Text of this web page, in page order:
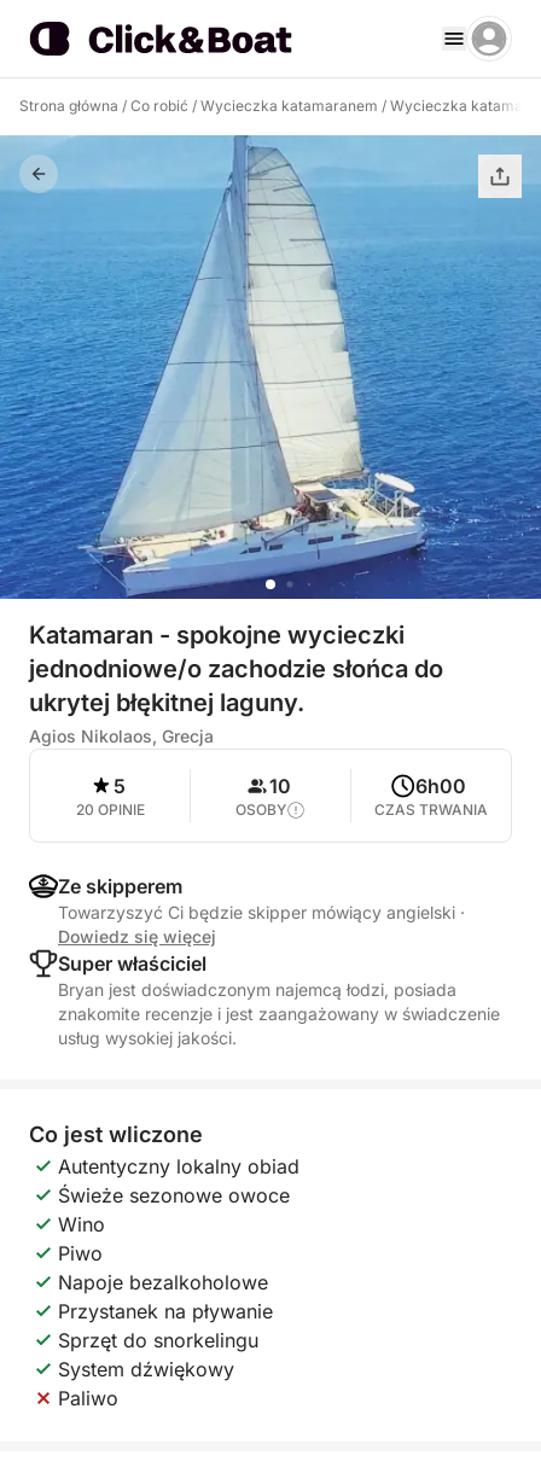
Strona główna / Co robić / Wycieczka katamaranem / Wycieczka
Katamaran - spokojne wycieczki
jednodniowe/o zachodzie słońca do
ukrytej błękitnej laguny.
Agios Nikolaos, Grecja
5
20 OPINIE
10
OSOBY
6h00
CZAS TRWANIA
Ze skipperem
Towarzyszyć Ci będzie skipper mówiący angielski ·
Dowiedz się więcej
Super właściciel
Bryan jest doświadczonym najemcą łodzi, posiada
znakomite recenzje i jest zaangażowany w świadczenie
usług wysokiej jakości.
Co jest wliczone
Autentyczny lokalny obiad
Świeże sezonowe owoce
Wino
Piwo
Napoje bezalkoholowe
Przystanek na pływanie
Sprzęt do snorkelingu
System dźwiękowy
Paliwo